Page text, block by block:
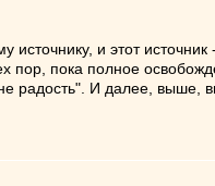
и этот источник
пор, пока полное
не радость". И далее,